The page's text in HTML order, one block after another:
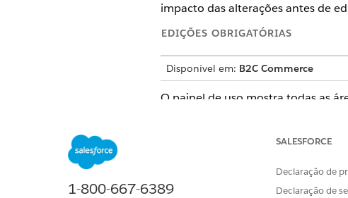
impacto das alterações antes de
EDIÇÕES OBRIGATÓRIAS
Disponível em: B2C Commerce
O painel de uso mostra todas as
Em Page Designer, selecione o
No Painel de componentes, clique
1-800-667-6389
SALESFORCE
Declaração de
Declaração de